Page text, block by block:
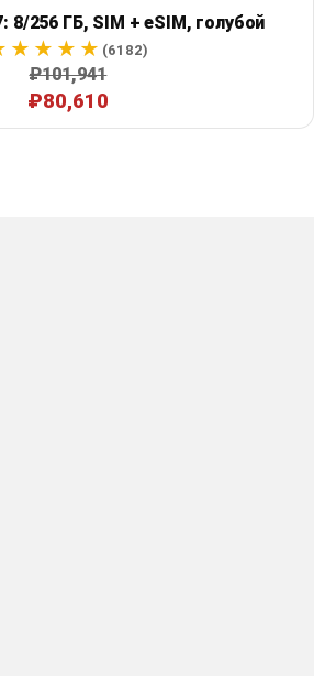
8/256 ГБ, SIM + eSIM, голубой
(6182)
₽101,941
₽80,610